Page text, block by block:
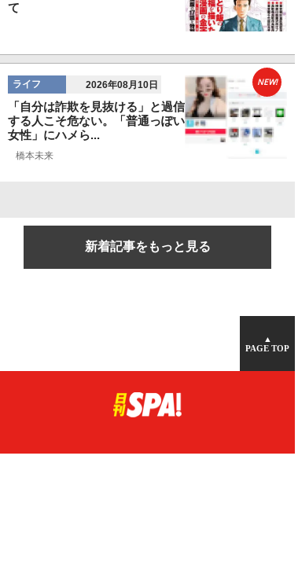
て
ライフ 2026年08月10日
「自分は詐欺を見抜ける」と過信
する人こそ危ない。「普通っぽい
女性」にハメら...
橋本未来
NEW!
新着記事をもっと見る
▲
PAGE TOP